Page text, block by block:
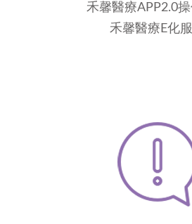
禾馨醫療APP2.0
禾馨醫療E化